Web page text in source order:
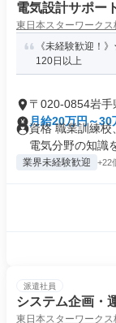
電気設計サポー
東日本スターワークス
《未経験歓迎！
120日以上
〒020-0854岩手
月給20万円～30
資格 職業訓練校
電気分野の知識
業界未経験歓迎 +22
派遣社員
システム企画・
東日本スターワークス